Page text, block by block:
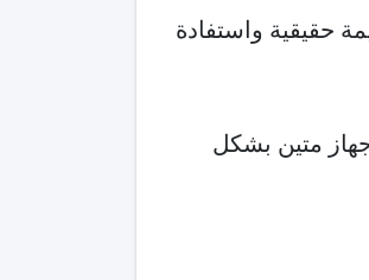
حقيقية واستفادة
جهاز متين بشكل